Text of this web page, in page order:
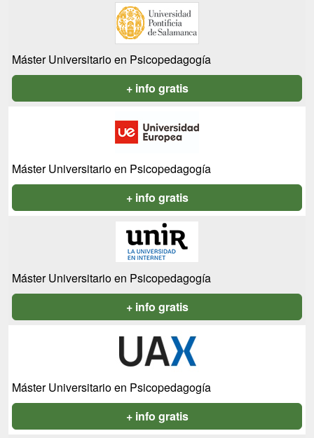
Máster Universitario en Psicopedagogía
+ info gratis
Máster Universitario en Psicopedagogía
+ info gratis
Máster Universitario en Psicopedagogía
+ info gratis
Máster Universitario en Psicopedagogía
+ info gratis